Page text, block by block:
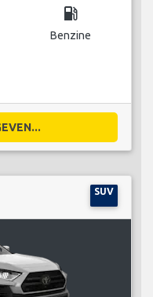
local_gas_station
Benzine
SUV